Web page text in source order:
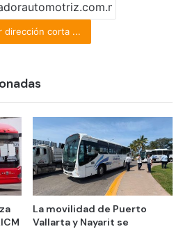
dirección corta ...
La movilidad de Puerto
Vallarta y Nayarit se